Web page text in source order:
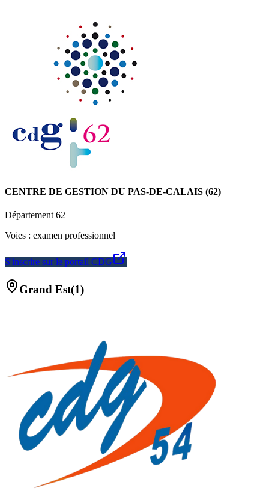
CENTRE DE GESTION DU PAS-DE-CALAIS (62)
Département 62
Voies : examen professionnel
S'inscrire sur le portail CDG
Grand Est(1)